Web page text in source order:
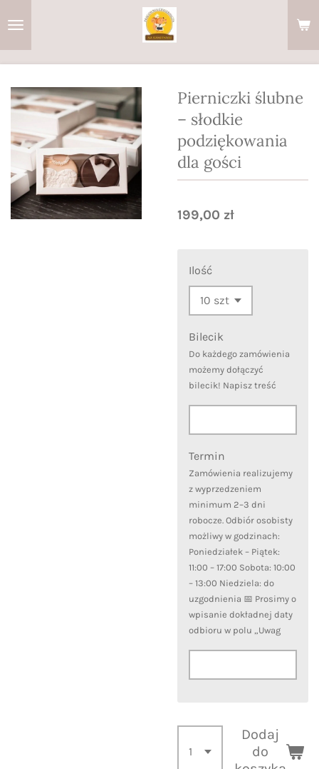
Pierniczki ślubne
– słodkie
podziękowania
dla gości
199,00 zł
Ilość
Bilecik
Do każdego zamówienia
możemy dołączyć
bilecik! Napisz treść
Termin
Zamówienia realizujemy
z wyprzedzeniem
minimum 2–3 dni
robocze. Odbiór osobisty
możliwy w godzinach:
Poniedziałek – Piątek:
11:00 – 17:00 Sobota: 10:00
– 13:00 Niedziela: do
uzgodnienia 📅 Prosimy o
wpisanie dokładnej daty
odbioru w polu „Uwag
Dodaj
do